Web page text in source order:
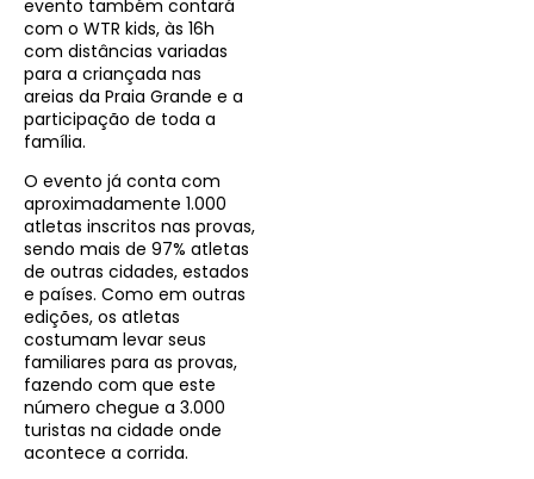
evento também contará
com o WTR kids, às 16h
com distâncias variadas
para a criançada nas
areias da Praia Grande e a
participação de toda a
família.
O evento já conta com
aproximadamente 1.000
atletas inscritos nas provas,
sendo mais de 97% atletas
de outras cidades, estados
e países. Como em outras
edições, os atletas
costumam levar seus
familiares para as provas,
fazendo com que este
número chegue a 3.000
turistas na cidade onde
acontece a corrida.